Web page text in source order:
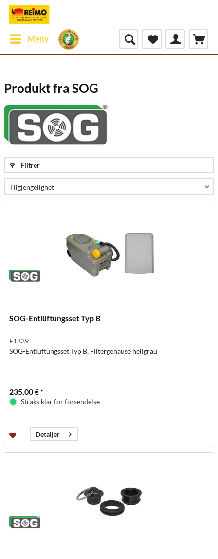
Meny
Produkt fra SOG
Filtrer
SOG-Entlüftungsset Typ B
E1839
SOG-Entlüftungsset Typ B, Filtergehäuse hellgrau
235,00 € *
Straks klar for forsendelse
Detaljer